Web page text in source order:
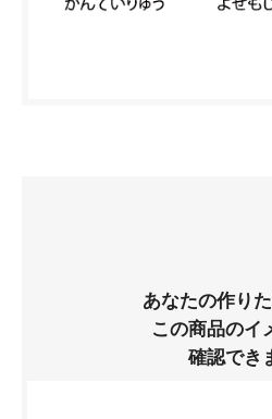
あなたの作り
この商品のイ
確認でき